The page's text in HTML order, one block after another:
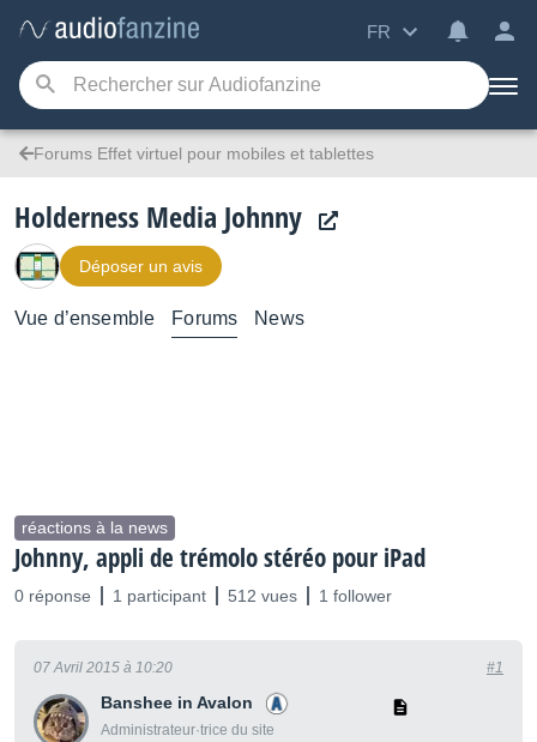
FR
Forums Effet virtuel pour mobiles et tablettes
Holderness Media Johnny
Déposer un avis
Vue d’ensemble Forums News
réactions à la news
Johnny, appli de trémolo stéréo pour iPad
0 réponse 1 participant 512 vues 1 follower
Banshee in Avalon
Administrateur·trice du site
07 Avril 2015 à 10:20 #1